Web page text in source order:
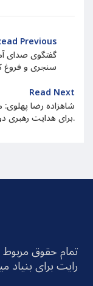
Previous
گفتگوی صدای
سنجری و فروغ
Read Next
شاهزاده رضا
برای هدایت رهبری دوران گذار اعلام کرده‌ام.
تمام حقوق
رایت برای